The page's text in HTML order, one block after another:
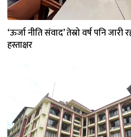
‘ऊर्जा नीति संवाद’ तेस्रो वर्ष पनि
हस्ताक्षर